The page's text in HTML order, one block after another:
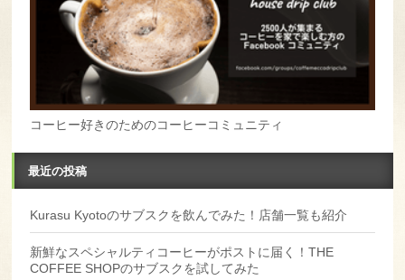
コーヒー好きのためのコーヒーコミュニティ
最近の投稿
Kurasu Kyotoのサブスクを飲んでみた！店舗一覧も紹介
新鮮なスペシャルティコーヒーがポストに届く！THE
COFFEE SHOPのサブスクを試してみた